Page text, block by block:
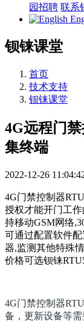
园招聘 联系
钡铼课堂
首页
技术支持
钡铼课堂
4G远程门
集终端
2022-12-26
4G门禁控制器
授权才能开门工
持移动GSM网络
可通过配置软件
器,监测其他特殊
价格可选钡铼
4G门禁控制器
备，更新设备等